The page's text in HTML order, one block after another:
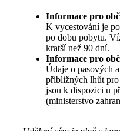
Informace pro
K vycestování je
po dobu pobytu.
kratší než 90 dní.
Informace pro
Údaje o pasových
přibližných lhůt
jsou k dispozici u
(ministerstvo